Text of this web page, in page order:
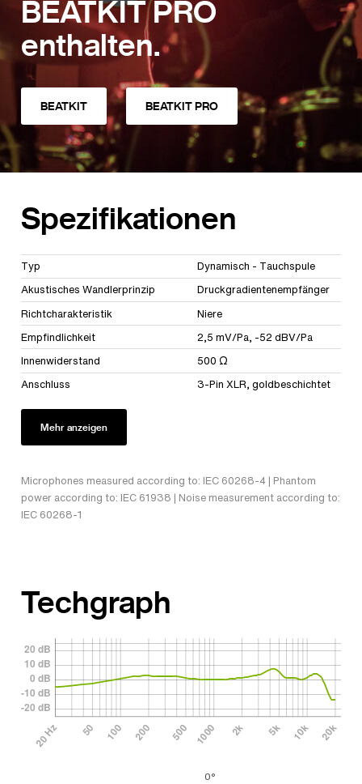
BEATKIT PRO
enthalten.
BEATKIT BEATKIT PRO
Spezifikationen
Typ
Dynamisch - Tauchspule
Akustisches Wandlerprinzip
Druckgradientenempfänger
Richtcharakteristik
Niere
Empfindlichkeit
2,5 mV/Pa, -52 dBV/Pa
Innenwiderstand
500 Ω
Anschluss
3-Pin XLR, goldbeschichtet
Mehr anzeigen
Microphones measured according to: IEC 60268-4 | Phantom
power according to: IEC 61938 | Noise measurement according to:
IEC 60268-1
Techgraph
0°